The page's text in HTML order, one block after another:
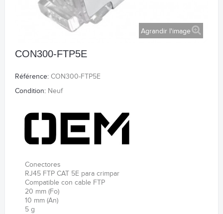
Agrandir l'image
CON300-FTP5E
Référence: CON300-FTP5E
Condition: Neuf
Conectores
RJ45 FTP CAT 5E para crimpar
Compatible con cable FTP
20 mm (Fo)
10 mm (An)
5 g